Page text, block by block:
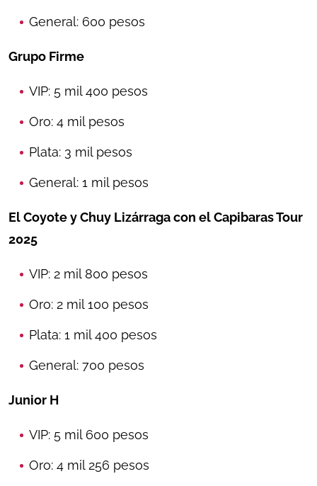
General: 600 pesos
Grupo Firme
VIP: 5 mil 400 pesos
Oro: 4 mil pesos
Plata: 3 mil pesos
General: 1 mil pesos
El Coyote y Chuy Lizárraga con el Capibaras Tour
2025
VIP: 2 mil 800 pesos
Oro: 2 mil 100 pesos
Plata: 1 mil 400 pesos
General: 700 pesos
Junior H
VIP: 5 mil 600 pesos
Oro: 4 mil 256 pesos